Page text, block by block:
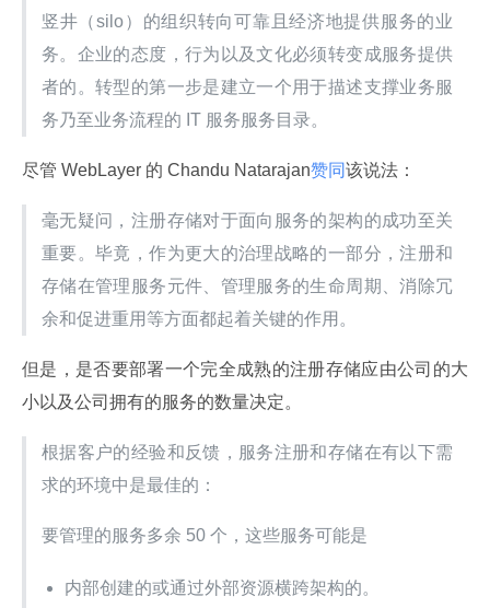
竖井（silo）的组织转向可靠且经济地提供服务的业
务。企业的态度，行为以及文化必须转变成服务提供
者的。转型的第一步是建立一个用于描述支撑业务服
务乃至业务流程的 IT 服务服务目录。
尽管 WebLayer 的 Chandu Natarajan赞同该说法：
毫无疑问，注册存储对于面向服务的架构的成功至关
重要。毕竟，作为更大的治理战略的一部分，注册和
存储在管理服务元件、管理服务的生命周期、消除冗
余和促进重用等方面都起着关键的作用。
但是，是否要部署一个完全成熟的注册存储应由公司的大
小以及公司拥有的服务的数量决定。
根据客户的经验和反馈，服务注册和存储在有以下需
求的环境中是最佳的：
要管理的服务多余 50 个，这些服务可能是
内部创建的或通过外部资源横跨架构的。